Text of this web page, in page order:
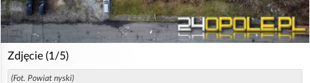
Zdjęcie (1/5)
(Fot. Powiat nyski)